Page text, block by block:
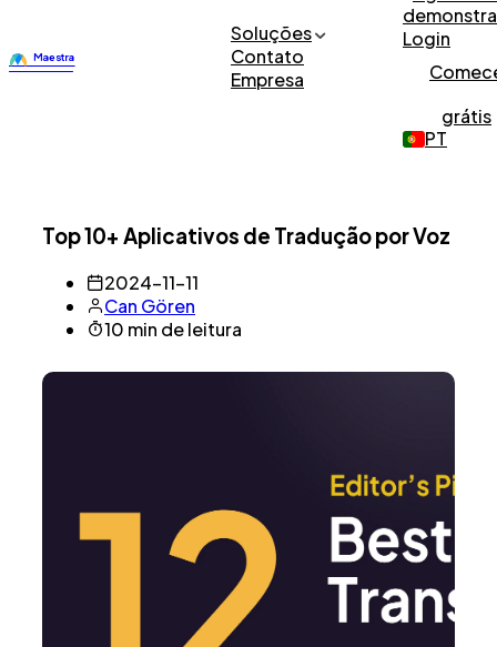
Soluções
Contato
Empresa
Login
grátis
PT
Top 10+ Aplicativos de Tradução por Voz
2024-11-11
Can Gören
10 min de leitura